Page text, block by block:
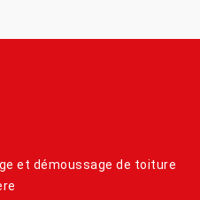
et démoussage de toiture